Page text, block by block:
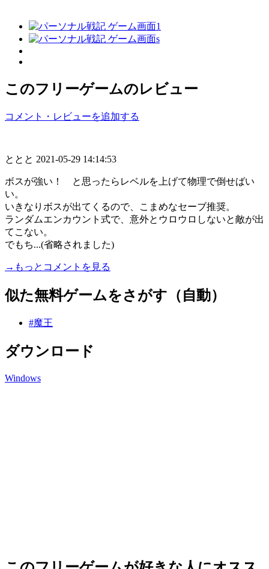
このフリーゲームのレビュー
コメント・レビューを追加する
ととと 2021-05-29 14:14:53
ボスが強い！ と思ったらレベルを上げて物理で倒せばい
い。
いきなりボスが出てくるので、こまめなセーブ推奨。
ランダムエンカウント式で、意外とウロウロしないと敵が出
てこない。
でもち...(省略されました)
→もっとコメントを見る
似た無料ゲームをさがす（自動）
#魔王
ダウンロード
Windows